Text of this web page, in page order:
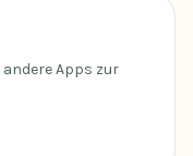
andere Apps zur